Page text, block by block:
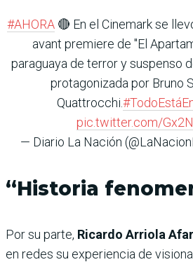
#AHORA 🔴 En el Cinemark se
avant premiere de "El
paraguaya de terror y suspenso
protagonizada por Bruno
Quattrocchi.
pic.twitter.com/
— Diario La Nación
“Historia
Por su parte, Ricardo Arriola
en redes su experiencia de